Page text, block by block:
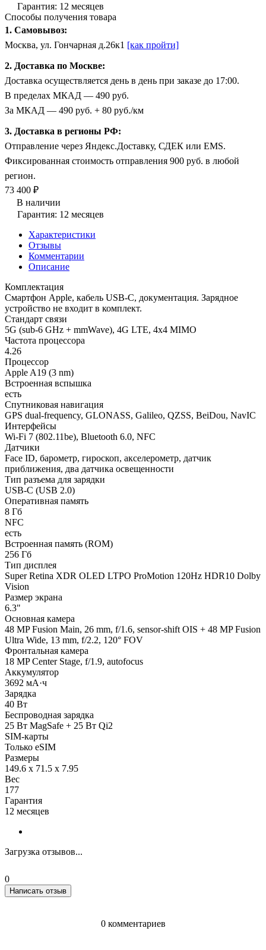
Гарантия: 12 месяцев
Способы получения товара
1. Самовывоз:
Москва, ул. Гончарная д.26к1 [как пройти]
2. Доставка по Москве:
Доставка осуществляется день в день при заказе до 17:00.
В пределах МКАД — 490 руб.
За МКАД — 490 руб. + 80 руб./км
3. Доставка в регионы РФ:
Отправление через Яндекс.Доставку, СДЕК или EMS.
Фиксированная стоимость отправления 900 руб. в любой
регион.
73 400 ₽
В наличии
Гарантия: 12 месяцев
Характеристики
Отзывы
Комментарии
Описание
Комплектация
Смартфон Apple, кабель USB-C, документация. Зарядное
устройство не входит в комплект.
Стандарт связи
5G (sub-6 GHz + mmWave), 4G LTE, 4x4 MIMO
Частота процессора
4.26
Процессор
Apple A19 (3 nm)
Встроенная вспышка
есть
Спутниковая навигация
GPS dual-frequency, GLONASS, Galileo, QZSS, BeiDou, NavIC
Интерфейсы
Wi-Fi 7 (802.11be), Bluetooth 6.0, NFC
Датчики
Face ID, барометр, гироскоп, акселерометр, датчик
приближения, два датчика освещенности
Тип разъема для зарядки
USB-C (USB 2.0)
Оперативная память
8 Гб
NFC
есть
Встроенная память (ROM)
256 Гб
Тип дисплея
Super Retina XDR OLED LTPO ProMotion 120Hz HDR10 Dolby
Vision
Размер экрана
6.3"
Основная камера
48 MP Fusion Main, 26 mm, f/1.6, sensor-shift OIS + 48 MP Fusion
Ultra Wide, 13 mm, f/2.2, 120° FOV
Фронтальная камера
18 MP Center Stage, f/1.9, autofocus
Аккумулятор
3692 мА·ч
Зарядка
40 Вт
Беспроводная зарядка
25 Вт MagSafe + 25 Вт Qi2
SIM-карты
Только eSIM
Размеры
149.6 x 71.5 x 7.95
Вес
177
Гарантия
12 месяцев
Загрузка отзывов...
0
Написать отзыв
0 комментариев